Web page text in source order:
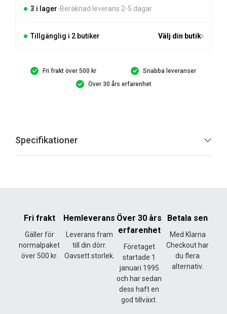
3 i lager Beräknad leverans 2-5 dagar
Tillgänglig i 2 butiker Välj din butik
Fri frakt över 500 kr
Snabba leveranser
Över 30 års erfarenhet
Specifikationer
Fri frakt
Gäller för
normalpaket
över 500 kr.
Hemleverans
Leverans fram
till din dörr.
Oavsett storlek.
Över 30 års
erfarenhet
Företaget
startade 1
januari 1995
och har sedan
dess haft en
god tillväxt.
Betala sen
Med Klarna
Checkout har
du flera
alternativ.